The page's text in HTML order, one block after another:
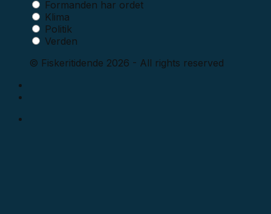
Formanden har ordet
Klima
Politik
Verden
© Fiskeritidende 2026 - All rights reserved